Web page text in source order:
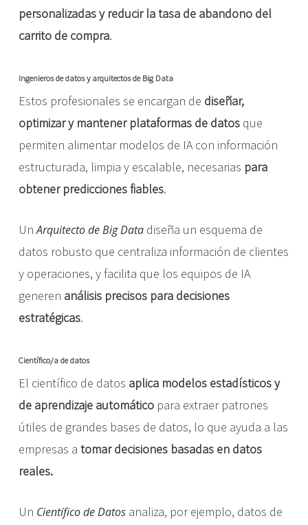
personalizadas y reducir la tasa de abandono del
carrito de compra.
Ingenieros de datos y arquitectos de Big Data
Estos profesionales se encargan de diseñar,
optimizar y mantener plataformas de datosque
permiten alimentar modelos de IA con información
estructurada, limpia y escalable, necesarias para
obtener predicciones fiables.
UnArquitecto de Big Datadiseña un esquema de
datos robusto que centraliza información de clientes
y operaciones, y facilita que los equipos de IA
generen análisis precisos para decisiones
estratégicas.
Científico/a de datos
El científico de datos aplica modelos estadísticos y
de aprendizaje automáticopara extraer patrones
útiles de grandes bases de datos, lo que ayuda a las
empresas a tomar decisiones basadas en datos
reales.
Un Científico de Datosanaliza, por ejemplo, datos de